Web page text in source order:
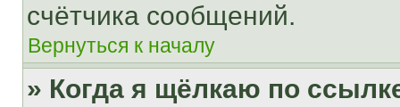
счётчика сообщений.
Вернуться к началу
» Когда я щёлкаю по